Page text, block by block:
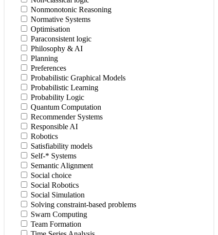
Nonmonotonic Reasoning
Normative Systems
Optimisation
Paraconsistent logic
Philosophy & AI
Planning
Preferences
Probabilistic Graphical Models
Probabilistic Learning
Probability Logic
Quantum Computation
Recommender Systems
Responsible AI
Robotics
Satisfiability models
Self-* Systems
Semantic Alignment
Social choice
Social Robotics
Social Simulation
Solving constraint-based problems
Swarn Computing
Team Formation